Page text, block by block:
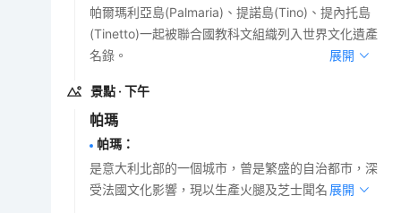
帕爾瑪利亞島(Palmaria)、提諾島(Tino)、提內托島
(Tinetto)一起被聯合國教科文組織列入世界文化遺產
名錄。
展開
景點 · 下午
帕瑪
帕瑪 ：
是意大利北部的一個城市，曾是繁盛的自治都巿，深
受法國文化影響，現以生產火腿及芝士聞名。展開